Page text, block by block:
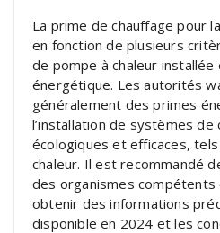
La prime de chauffage pour
en fonction de plusieurs
de pompe à chaleur
énergétique. Les autorités
généralement des primes
l’installation de systèmes de
écologiques et efficaces,
chaleur. Il est recommandé
des organismes compétents
obtenir des informations
disponible en 2024 et les